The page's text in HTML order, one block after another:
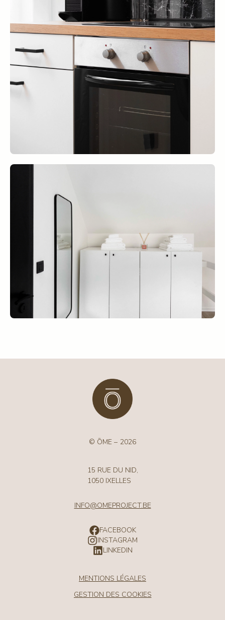
© ŌME – 2026
15 RUE DU NID,
1050 IXELLES
INFO@OMEPROJECT.BE
FACEBOOK
INSTAGRAM
LINKEDIN
MENTIONS LÉGALES
GESTION DES COOKIES